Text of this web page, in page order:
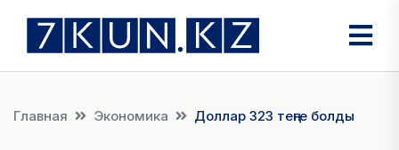
Главная Экономика Доллар 323 теңге болды